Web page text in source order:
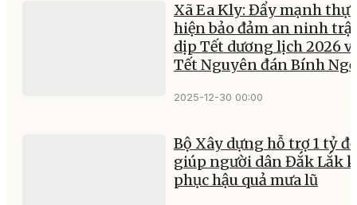
Xã Ea Kly: Đẩy mạnh thực
hiện bảo đảm an ninh
dịp Tết dương lịch 2026
Tết Nguyên đán Bính Ngọ
2025-12-30 00:00
Bộ Xây dựng hỗ trợ 1 tỷ
giúp người dân Đắk Lắk
phục hậu quả mưa lũ